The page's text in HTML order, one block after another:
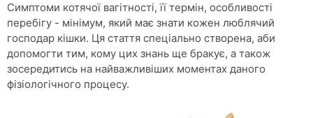
Симптоми котячої вагітності, її термін, особливості
перебігу - мінімум, який має знати кожен люблячий
господар кішки. Ця стаття спеціально створена, аби
допомогти тим, кому цих знань ще бракує, а також
зосередитись на найважливіших моментах даного
фізіологічного процесу.